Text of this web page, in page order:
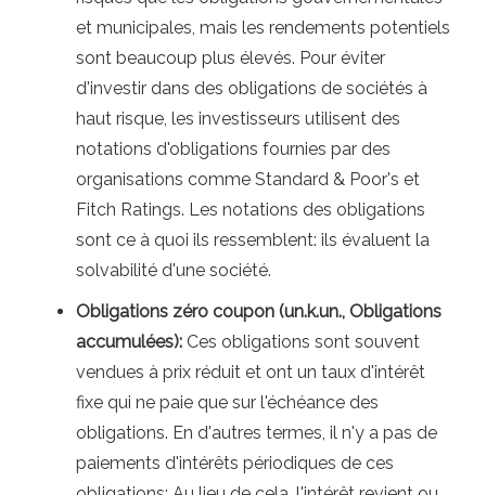
et municipales, mais les rendements potentiels
sont beaucoup plus élevés. Pour éviter
d'investir dans des obligations de sociétés à
haut risque, les investisseurs utilisent des
notations d'obligations fournies par des
organisations comme Standard & Poor's et
Fitch Ratings. Les notations des obligations
sont ce à quoi ils ressemblent: ils évaluent la
solvabilité d'une société.
Obligations zéro coupon (un.k.un., Obligations
accumulées): Ces obligations sont souvent
vendues à prix réduit et ont un taux d'intérêt
fixe qui ne paie que sur l'échéance des
obligations. En d'autres termes, il n'y a pas de
paiements d'intérêts périodiques de ces